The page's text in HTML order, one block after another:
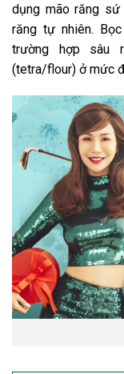
dụng mão răng
răng tự nhiên.
trường hợp sâu
(tetra/flour) ở mức